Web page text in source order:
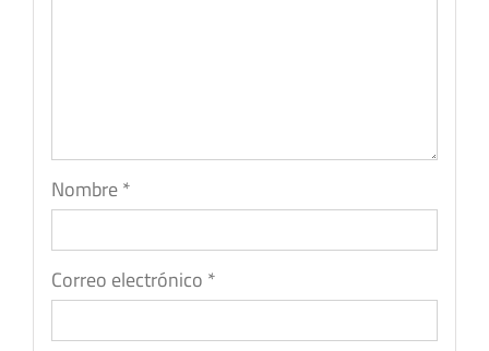
Nombre*
Correo electrónico *